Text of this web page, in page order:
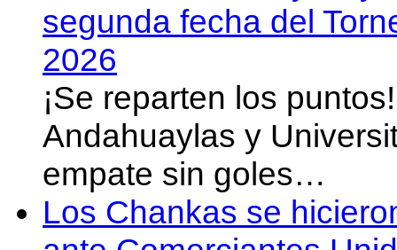
segunda fecha del
2026
¡Se reparten los
Andahuaylas y
empate sin goles…
Los Chankas se